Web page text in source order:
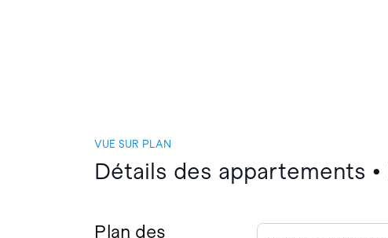
VUE SUR PLAN
Détails des appartements •
Plan des